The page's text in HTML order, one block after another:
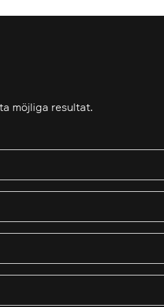
möjliga resultat.
till handling, så att din
men även i det